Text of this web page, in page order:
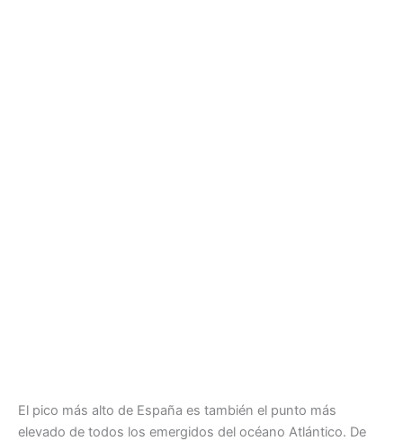
El pico más alto de España es también el punto más
elevado de todos los emergidos del océano Atlántico. De